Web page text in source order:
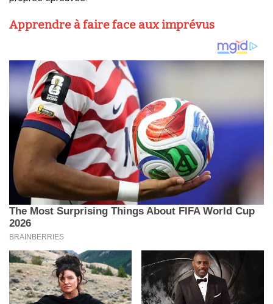
Apprendre à faire face aux imprévus